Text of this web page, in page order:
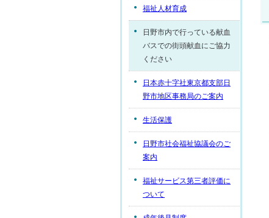
福祉人材育成
日野市内で行っている献血
バスでの街頭献血にご協力
ください
日本赤十字社東京都支部日
野市地区事務局のご案内
生活保護
日野市社会福祉協議会のご
案内
福祉サービス第三者評価に
ついて